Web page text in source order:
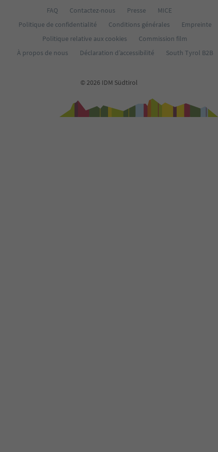
FAQ Contactez-nous Presse
MICE
Politique de confidentialité
Conditions générales
Empreinte
Politique relative aux cookies
Commission film
À propos de nous
Déclaration d’accessibilité South Tyrol B2B
© 2026 IDM Südtirol